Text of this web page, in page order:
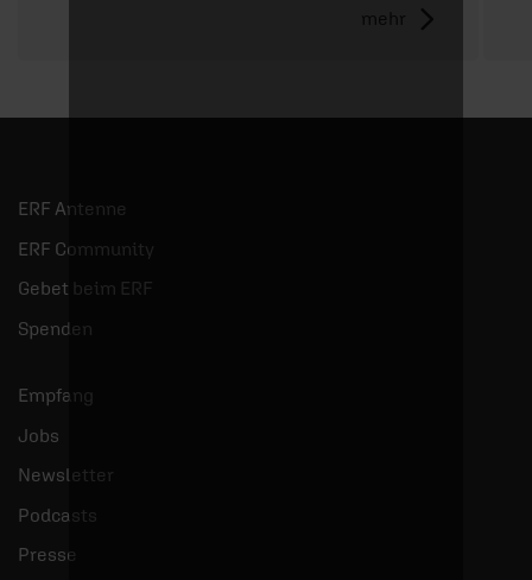
mehr
ERF Antenne
ERF Community
Gebet beim ERF
Spenden
Empfang
Jobs
Newsletter
Podcasts
Presse